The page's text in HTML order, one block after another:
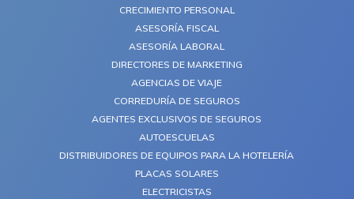
CRECIMIENTO PERSONAL
ASESORÍA FISCAL
ASESORÍA LABORAL
DIRECTORES DE MARKETING
AGENCIAS DE VIAJE
CORREDURÍA DE SEGUROS
AGENTES EXCLUSIVOS DE SEGUROS
AUTOESCUELAS
DISTRIBUIDORES DE EQUIPOS PARA LA HOTELERÍA
PLACAS SOLARES
ELECTRICISTAS